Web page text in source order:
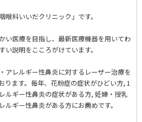
喉科いいだクリニック」です。
い医療を目指し、最新医療機器を用いてわ
い説明をこころがけています。
アレルギー性鼻炎に対するレーザー治療を
ります。毎年、花粉症の症状がひどい方, 1
ルギー性鼻炎の症状がある方, 妊婦・授乳
ルギー性鼻炎がある方にお薦めです。